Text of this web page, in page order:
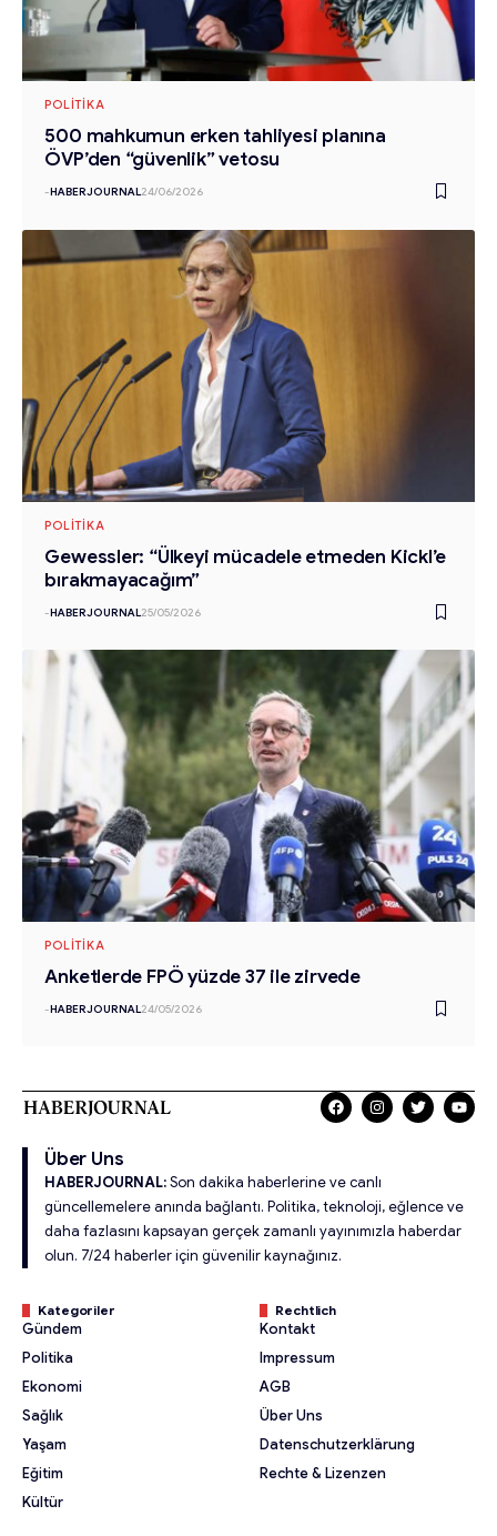
POLITIKA
500 mahkumun erken tahliyesi planına
ÖVP’den “güvenlik” vetosu
-HABERJOURNAL24/06/2026
POLITIKA
Gewessler: “Ülkeyi mücadele etmeden Kickl’e
bırakmayacağım”
-HABERJOURNAL25/05/2026
POLITIKA
Anketlerde FPÖ yüzde 37 ile zirvede
-HABERJOURNAL24/05/2026
Über Uns
HABERJOURNAL:Son dakika haberlerine ve canlı
güncellemelere anında bağlantı. Politika, teknoloji, eğlence ve
daha fazlasını kapsayan gerçek zamanlı yayınımızla haberdar
olun. 7/24 haberler için güvenilir kaynağınız.
Kategoriler
Gündem
Politika
Ekonomi
Sağlık
Yaşam
Eğitim
Kültür
Rechtlich
Kontakt
Impressum
AGB
Über Uns
Datenschutzerklärung
Rechte & Lizenzen